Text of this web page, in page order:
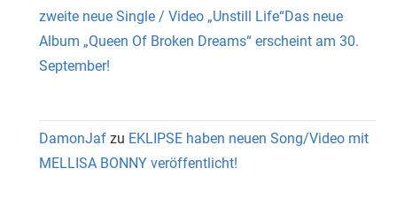
zweite neue Single / Video „Unstill Life“Das neue
Album „Queen Of Broken Dreams“ erscheint am 30.
September!
DamonJaf zu EKLIPSE haben neuen Song/Video mit
MELLISA BONNY veröffentlicht!